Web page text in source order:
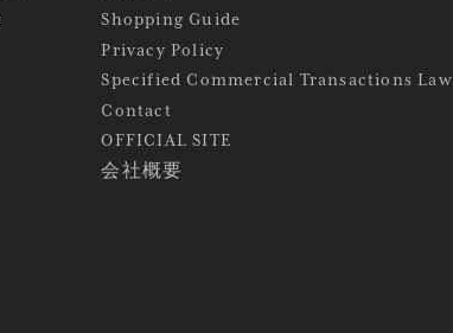
Shopping Guide
Privacy Policy
Specified Commercial Transactions Law
Contact
OFFICIAL SITE
会社概要